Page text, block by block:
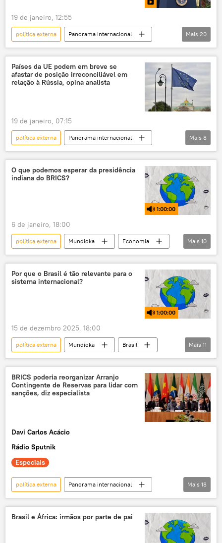
19 de janeiro, 12:55
política externa
Panorama internacional
Américas
EUA
política internacional
tarifas
Europa
União Europeia
análise
Economia
Paulo Nogueira Batista Jr.
Xi Jinping
FMI
Washington
Fundo Monetário Internacional
Estados Unidos
Mais 20
Países da UE podem em breve se
afastar de posição irreconciliável em
relação à Rússia, opina analista
19 de janeiro, 07:15
política externa
Panorama internacional
Rússia
Europa
Vladimir Putin
Tucker Carlson
França
Alemanha
Federação da Rússia
Mais 8
O que podemos esperar da presidência
indiana do BRICS?
1:00:00
6 de janeiro, 18:00
política externa Mundioka
Economia
Índia
Nova Deli
BRICS
rádio
política
relações internacionais
Mais 10
Por que o Brasil é tão relevante para o
sistema internacional?
1:00:00
15 de dezembro 2025, 18:00
política externa Mundioka
Brasil
Sul Global
BRICS
G20
geopolítica
rádio
podcast
Norte Global
Nações Unidas
Mais 11
BRICS poderia reorganizar Arranjo
Contingente de Reservas para lidar com
sanções, diz especialista
Davi Carlos Acácio
Rádio Sputnik
Especiais
política externa
Panorama internacional
Jorge Mortean
Masoud Pezeshkian
Irã
Brasil
BRICS
Mais 18
Brasil e África: irmãos por parte de pai